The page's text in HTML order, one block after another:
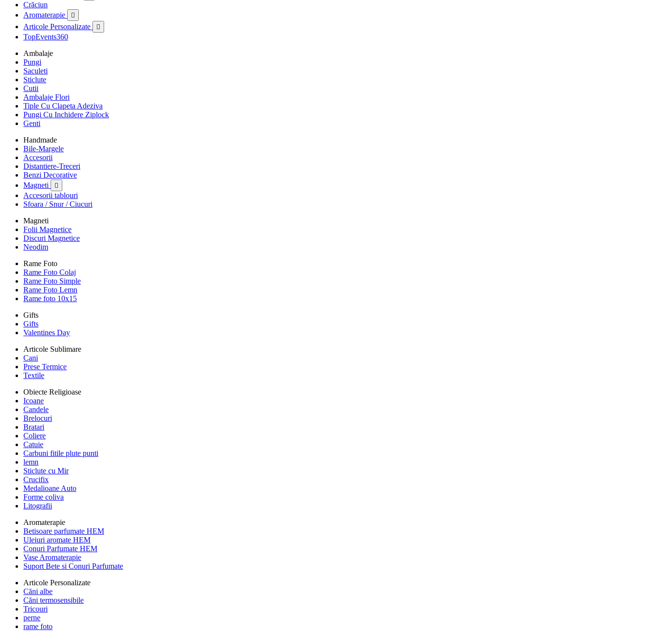
Crăciun
Aromaterapie

Articole Personalizate 
TopEvents360
Ambalaje
Pungi
Saculeti
Sticlute
Cutii
Ambalaje Flori
Tiple Cu Clapeta Adeziva
Pungi Cu Inchidere Ziplock
Genti
Handmade
Bile-Margele
Accesorii
Distantiere-Treceri
Benzi Decorative
Magneti

Accesorii tablouri
Sfoara / Snur / Ciucuri
Magneti
Folii Magnetice
Discuri Magnetice
Neodim
Rame Foto
Rame Foto Colaj
Rame Foto Simple
Rame Foto Lemn
Rame foto 10x15
Gifts
Gifts
Valentines Day
Articole Sublimare
Cani
Prese Termice
Textile
Obiecte Religioase
Icoane
Candele
Brelocuri
Bratari
Coliere
Catuie
Carbuni fitile plute punti
lemn
Sticlute cu Mir
Crucifix
Medalioane Auto
Forme coliva
Litografii
Aromaterapie
Betisoare parfumate HEM
Uleiuri aromate HEM
Conuri Parfumate HEM
Vase Aromaterapie
Suport Bete si Conuri Parfumate
Articole Personalizate
Căni albe
Căni termosensibile
Tricouri
perne
rame foto